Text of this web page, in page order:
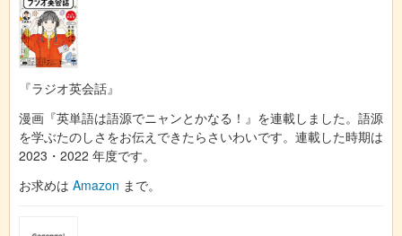
『ラジオ英会話』
漫画『英単語は語源でニャンとかなる！』を連載しました。語源
を学ぶたのしさをお伝えできたらさいわいです。連載した時期は
2023・2022 年度です。
お求めは Amazon まで。